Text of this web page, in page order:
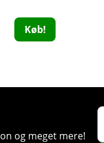
Køb!
og meget mere!